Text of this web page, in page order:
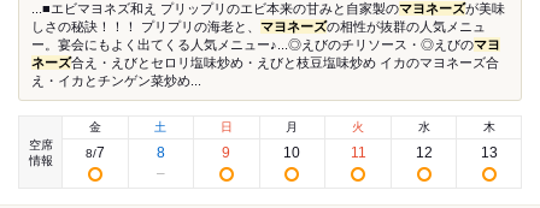
...■エビマヨネズ和え プリップリのエビ本来の甘みと自家製のマヨネーズが美味
しさの秘訣！！！ プリプリの海老と、 マヨネーズの相性が抜群の人気メニュ
ー。宴会にもよく出てくる人気メニュー♪...◎えびのチリソース・◎えびのマヨ
ネーズ合え・えびとセロリ塩味炒め・えびと枝豆塩味炒め イカのマヨネーズ合
え・イカとチンゲン菜炒め...
空席
情報
金
8/7
土
8
日
9
月
10
火
11
水
12
木
13